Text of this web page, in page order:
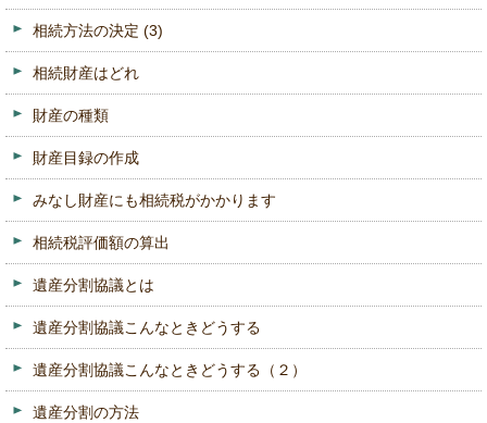
相続方法の決定 (3)
相続財産はどれ
財産の種類
財産目録の作成
みなし財産にも相続税がかかります
相続税評価額の算出
遺産分割協議とは
遺産分割協議こんなときどうする
遺産分割協議こんなときどうする（２）
遺産分割の方法